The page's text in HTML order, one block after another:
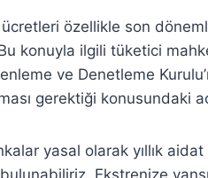
özellikle son
konuyla ilgili tüketici
ve Denetleme
gerektiği konusundaki
yasal olarak yıllık
Ekstrenize